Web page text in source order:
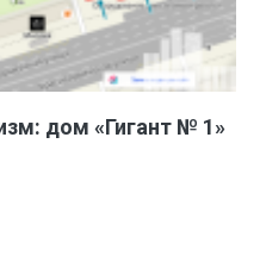
дом «Гигант № 1»